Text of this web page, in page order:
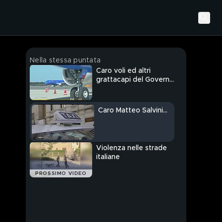
Nella stessa puntata
Caro voli ed altri
grattacapi del Governo
Caro Matteo Salvini...
PROSSIMO VIDEO
Violenza nelle strade
italiane